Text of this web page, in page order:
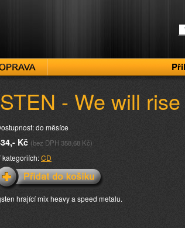
- We will rise
do měsíce
Kč (bez DPH 358,68 Kč)
kategoriích:CD
hrající mix heavy a speed metalu.